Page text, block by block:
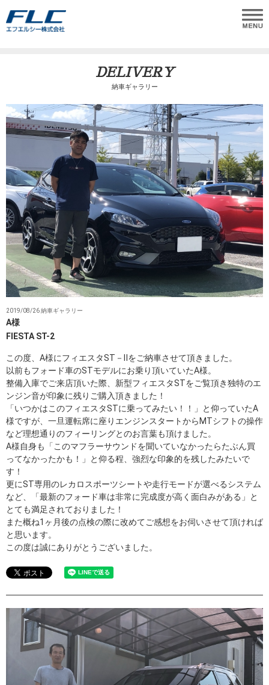
DELIVERY
納車ギャラリー
2019/08/26 納車ギャラリー
A様
FIESTA ST-2
この度、A様にフィエスタST－Ⅱをご納車させて頂きました。
以前もフォード車のSTモデルにお乗り頂いていたA様。
整備入庫でご来店頂いた際、新型フィエスタSTをご覧頂き独特のエ
ンジン音が印象に残りご購入頂きました！
「いつかはこのフィエスタSTに乗ってみたい！！」と仰っていたA
様ですが、一旦運転席に座りエンジンスタートからMTシフトの操作
など理想通りのフィーリングとのお言葉も頂けました。
A様自身も「このマフラーサウンドを聞いていなかったらたぶん買
ってなかったかも！」と仰る程、強烈な印象的を残したみたいで
す！
更にST専用のレカロスポーツシートや走行モードが選べるシステム
など、「最新のフォード車は非常に完成度が高く面白みがある」と
とても満足されておりました！
また概ね1ヶ月後の点検の際に改めてご感想をお伺いさせて頂ければ
と思います。
この度は誠にありがとうございました。